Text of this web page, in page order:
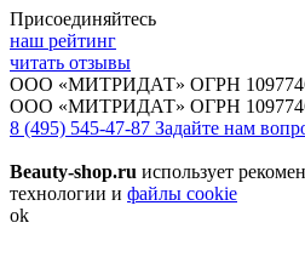
Присоединяйтесь
наш рейтинг
читать отзывы
ООО «МИТРИДАТ» ОГРН
ООО «МИТРИДАТ» ОГРН
8 (495) 545-47-87 Задайте нам
Beauty-shop.ru использует
технологии и файлы cookie
ok